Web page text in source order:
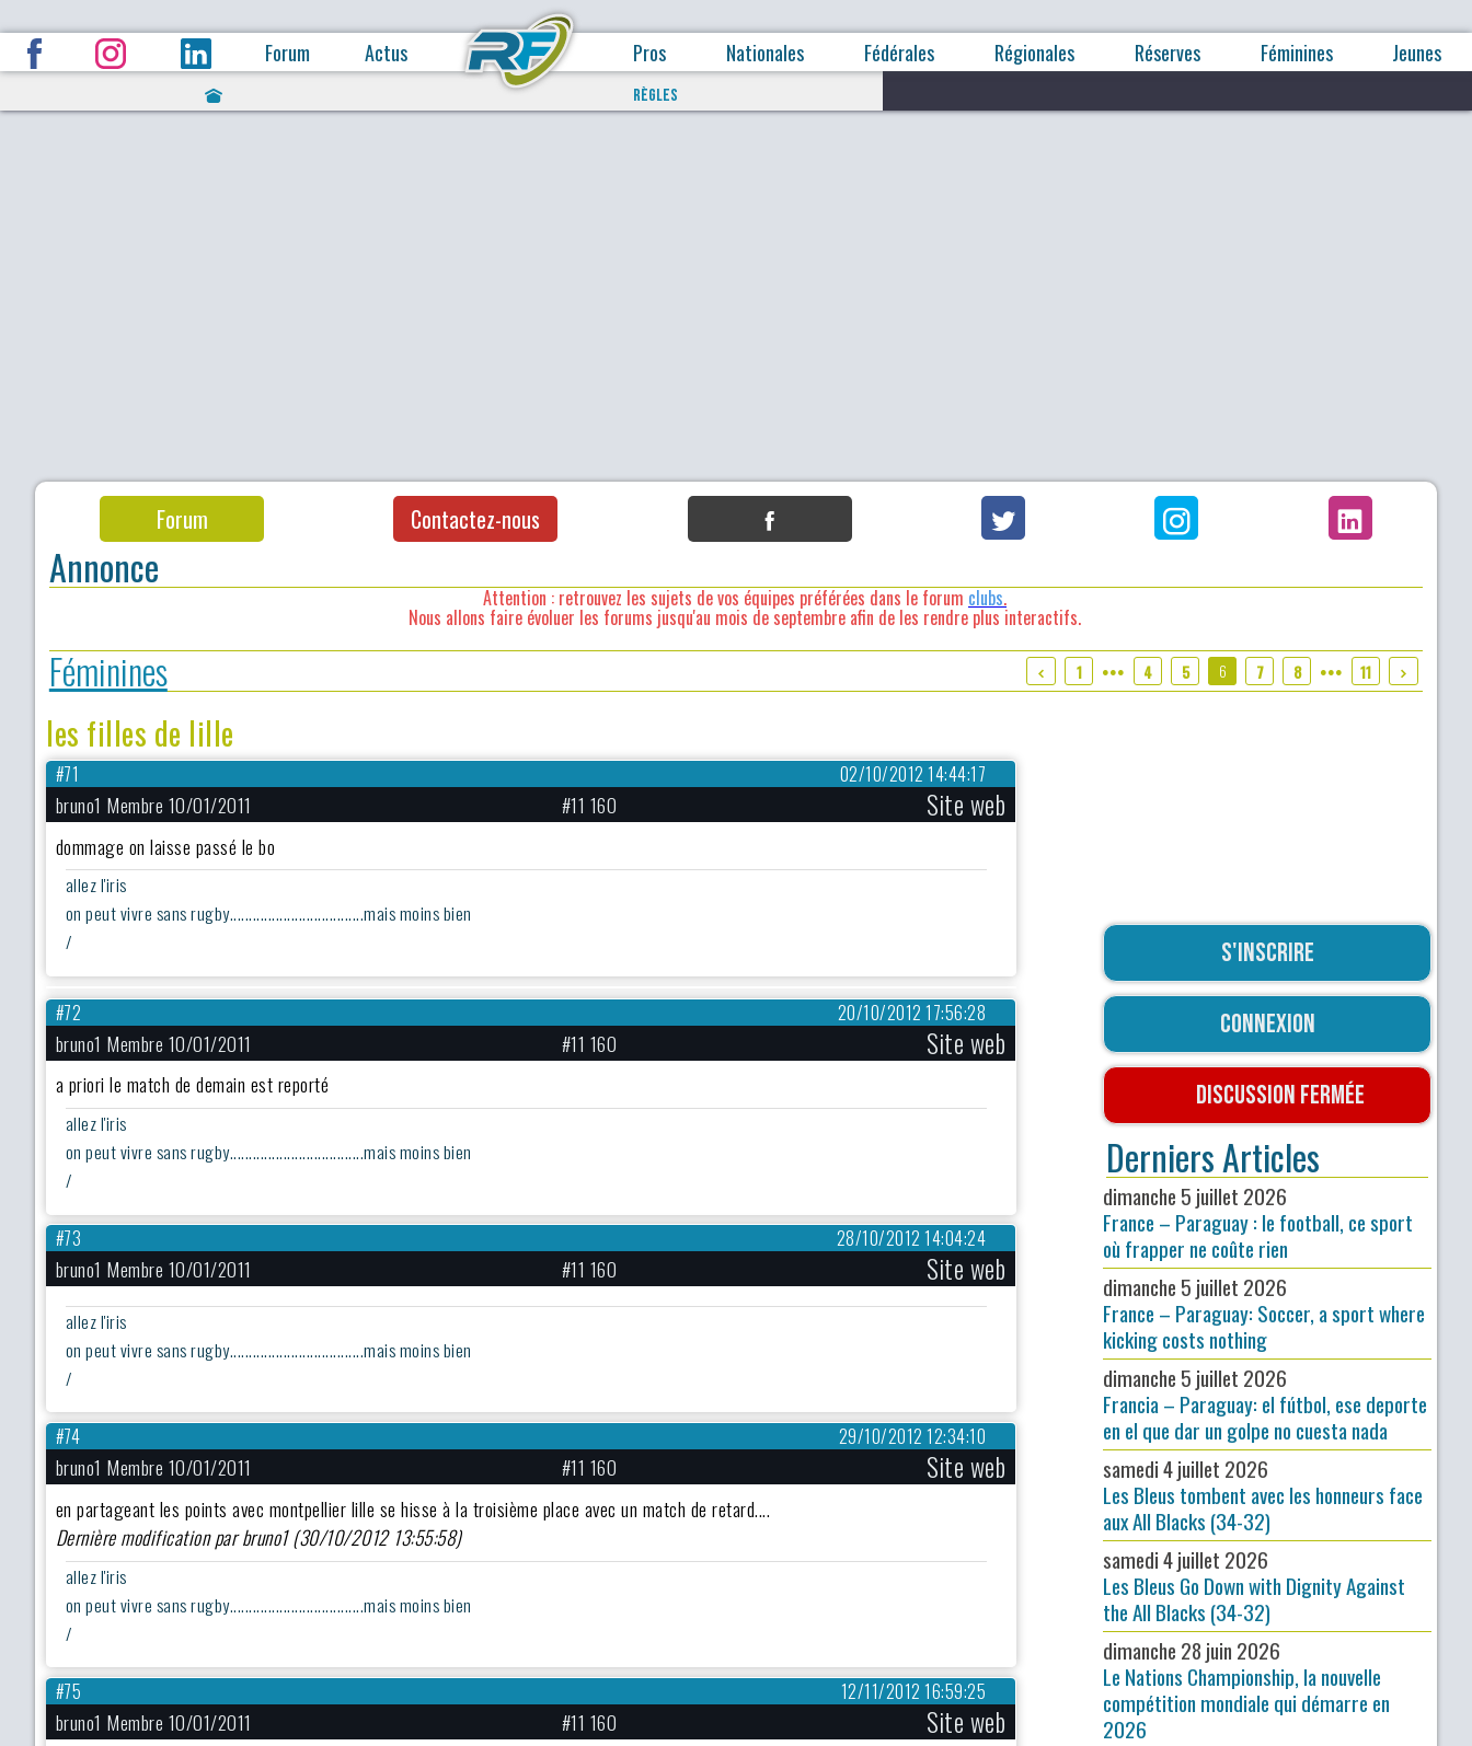
Forum Actus Pros Nationales Fédérales Régionales Réserves Féminines Jeunes
RÈGLES
Forum Contactez-nous
Annonce
Attention : retrouvez les sujets de vos équipes préférées dans le forum clubs.
Nous allons faire évoluer les forums jusqu'au mois de septembre afin de les rendre plus interactifs.
Féminines 1 ●●● 4 5 6 7 8 ●●● 11
les filles de lille
02/10/2012 14:44:17
#71
bruno1 Membre 10/01/2011 #11 160 Site web
dommage on laisse passé le bo
allez l'iris
on peut vivre sans rugby...................................mais moins bien
/
20/10/2012 17:56:28
#72
bruno1 Membre 10/01/2011 #11 160 Site web
a priori le match de demain est reporté
allez l'iris
on peut vivre sans rugby...................................mais moins bien
/
28/10/2012 14:04:24
#73
bruno1 Membre 10/01/2011 #11 160 Site web
allez l'iris
on peut vivre sans rugby...................................mais moins bien
/
29/10/2012 12:34:10
#74
bruno1 Membre 10/01/2011 #11 160 Site web
en partageant les points avec montpellier lille se hisse à la troisième place avec un match de retard....
Dernière modification par bruno1 (30/10/2012 13:55:58)
allez l'iris
on peut vivre sans rugby...................................mais moins bien
/
12/11/2012 16:59:25
#75
bruno1 Membre 10/01/2011 #11 160 Site web
S'inscrire
Connexion
Discussion fermée
Derniers Articles
dimanche 5 juillet 2026
France – Paraguay : le football, ce sport
où frapper ne coûte rien
dimanche 5 juillet 2026
France – Paraguay: Soccer, a sport where
kicking costs nothing
dimanche 5 juillet 2026
Francia – Paraguay: el fútbol, ese deporte
en el que dar un golpe no cuesta nada
samedi 4 juillet 2026
Les Bleus tombent avec les honneurs face
aux All Blacks (34-32)
samedi 4 juillet 2026
Les Bleus Go Down with Dignity Against
the All Blacks (34-32)
dimanche 28 juin 2026
Le Nations Championship, la nouvelle
compétition mondiale qui démarre en
2026